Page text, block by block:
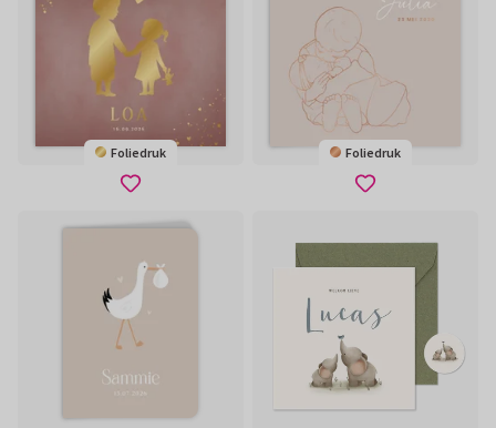
Foliedruk Foliedruk